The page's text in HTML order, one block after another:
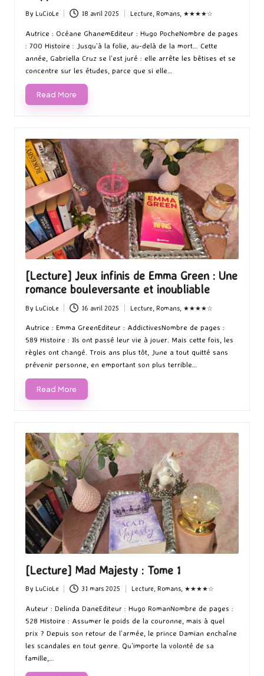
Posted
by
By LuCioLe 18 avril 2025
Posted
Lecture, Romans, ★★★★☆
Autrice : Océane GhanemEditeur : Hugo PocheNombre de pages
: 700 Histoire : Jusqu’à la folie, au-delà de la mort… Cette
année, Gabriella Cruz se l’est juré : elle arrête les bêtises et se
concentre sur les études, parce que si elle…
Read More
[Lecture] Jeux infinis de Emma Green : Une
romance bouleversante et inoubliable
Posted
by
By LuCioLe 16 avril 2025
Posted
in
Lecture Romans, ★★★★☆
Autrice : Emma GreenEditeur : AddictivesNombre de pages :
589 Histoire : Ils ont passé leur vie à jouer. Mais cette fois, les
règles ont changé. Trois ans plus tôt, June a tout quitté sans
prévenir personne, en emportant son plus terrible…
Read More
[Lecture] Mad Majesty : Tome 1
Posted
by
By LuCioLe 31 mars 2025
in
Lecture, Romans, ★★★★☆
Auteur : Delinda DaneEditeur : Hugo RomanNombre de pages :
528 Histoire : Assumer le poids de la couronne, mais à quel
prix ? Depuis son retour de l’armée, le prince Damian enchaîne
les scandales en tout genre. Qu’importe la volonté de sa
famille,…